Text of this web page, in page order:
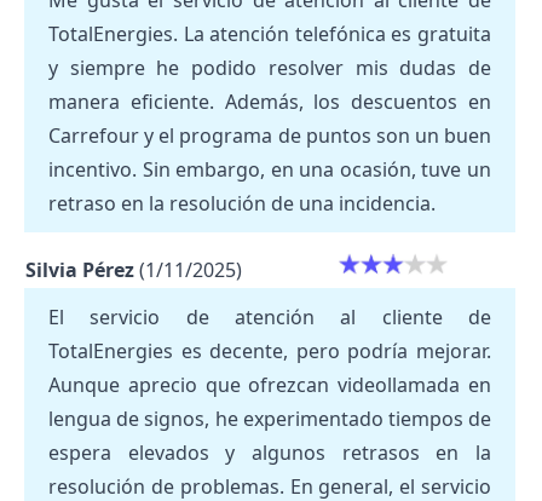
TotalEnergies. La atención telefónica es gratuita
y siempre he podido resolver mis dudas de
manera eficiente. Además, los descuentos en
Carrefour y el programa de puntos son un buen
incentivo. Sin embargo, en una ocasión, tuve un
retraso en la resolución de una incidencia.
Silvia Pérez(1/11/2025)
El servicio de atención al cliente de
TotalEnergies es decente, pero podría mejorar.
Aunque aprecio que ofrezcan videollamada en
lengua de signos, he experimentado tiempos de
espera elevados y algunos retrasos en la
resolución de problemas. En general, el servicio